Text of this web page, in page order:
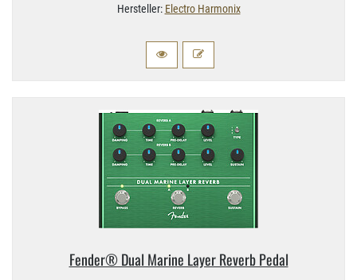
Hersteller: Electro Harmonix
Fender® Dual Marine Layer Reverb Pedal